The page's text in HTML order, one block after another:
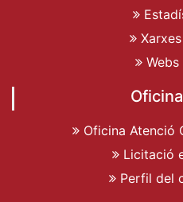
Oficina Atenció
Licitació
Perfil del